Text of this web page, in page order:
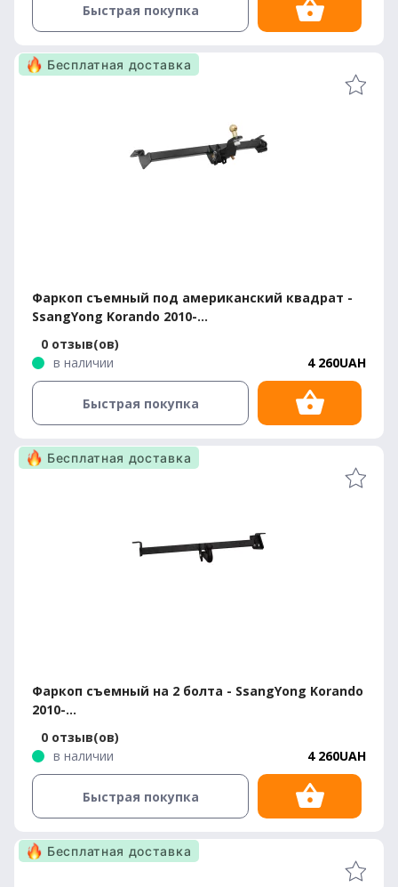
Быстрая покупка
Фаркоп съемный под американский квадрат -
SsangYong Korando 2010-...
0 отзыв(ов)
в наличии
4 260UAH
Бесплатная доставка
Быстрая покупка
Фаркоп съемный на 2 болта - SsangYong Korando
2010-...
0 отзыв(ов)
в наличии
4 260UAH
Бесплатная доставка
Быстрая покупка
Бесплатная доставка